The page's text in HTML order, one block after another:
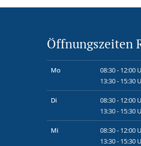
Öffnungszeiten
Mo
08:30 - 12:00
13:30 - 15:30
Di
08:30 - 12:00
13:30 - 15:30
Mi
08:30 - 12:00
13:30 - 15:30